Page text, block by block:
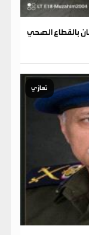
بالقطاع الصحي
تعازي